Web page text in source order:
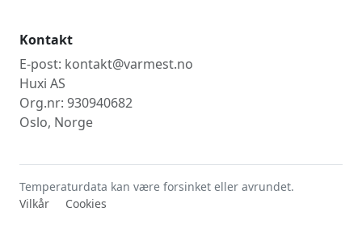
Kontakt
E-post: kontakt@varmest.no
Huxi AS
Org.nr: 930940682
Oslo, Norge
Temperaturdata kan være forsinket eller avrundet.
Vilkår
Cookies